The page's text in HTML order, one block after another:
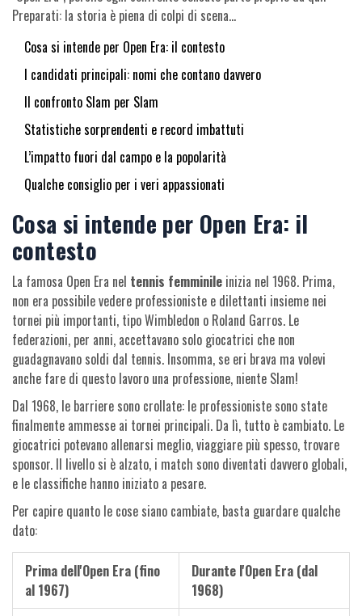
Preparati: la storia è piena di colpi di scena...
Cosa si intende per Open Era: il contesto
I candidati principali: nomi che contano davvero
Il confronto Slam per Slam
Statistiche sorprendenti e record imbattuti
L’impatto fuori dal campo e la popolarità
Qualche consiglio per i veri appassionati
Cosa si intende per Open Era: il
contesto
La famosa Open Era nel tennis femminile inizia nel 1968. Prima,
non era possibile vedere professioniste e dilettanti insieme nei
tornei più importanti, tipo Wimbledon o Roland Garros. Le
federazioni, per anni, accettavano solo giocatrici che non
guadagnavano soldi dal tennis. Insomma, se eri brava ma volevi
anche fare di questo lavoro una professione, niente Slam!
Dal 1968, le barriere sono crollate: le professioniste sono state
finalmente ammesse ai tornei principali. Da lì, tutto è cambiato. Le
giocatrici potevano allenarsi meglio, viaggiare più spesso, trovare
sponsor. Il livello si è alzato, i match sono diventati davvero globali,
e le classifiche hanno iniziato a pesare.
Per capire quanto le cose siano cambiate, basta guardare qualche
dato:
Prima dell'Open Era (fino
al 1967)
Durante l'Open Era (dal
1968)